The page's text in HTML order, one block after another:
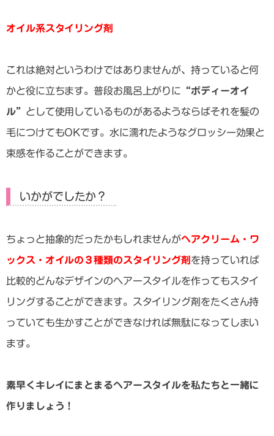
オイル系スタイリング剤
これは絶対というわけではありませんが、持っていると何
かと役に立ちます。普段お風呂上がりに “ボディーオイ
ル” として使用しているものがあるようならばそれを髪の
毛につけてもOKです。水に濡れたようなグロッシー効果と
束感を作ることができます。
いかがでしたか？
ちょっと抽象的だったかもしれませんがヘアクリーム・ワ
ックス・オイルの３種類のスタイリング剤 を持っていれば
比較的どんなデザインのヘアースタイルを作ってもスタイ
リングすることができます。スタイリング剤をたくさん持
っていても生かすことができなければ無駄になってしまい
ます。
素早くキレイにまとまるヘアースタイルを私たちと一緒に
作りましょう！